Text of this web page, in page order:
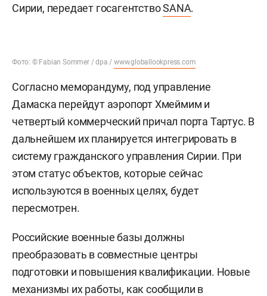
Сирии, передает госагентствоSANA.
Фото: © Fabian Sommer / dpa /www.globallookpress.com
Согласно меморандуму, под управление
Дамаска перейдут аэропорт Хмеймим и
четвертый коммерческий причал порта Тартус. В
дальнейшем их планируется интегрировать в
систему гражданского управления Сирии. При
этом статус объектов, которые сейчас
используются в военных целях, будет
пересмотрен.
Российские военные базы должны
преобразовать в совместные центры
подготовки и повышения квалификации. Новые
механизмы их работы, как сообщили в